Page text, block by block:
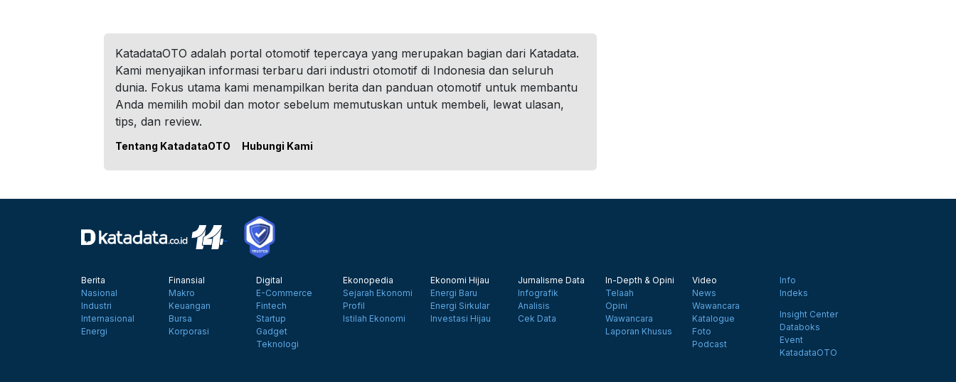
KatadataOTO adalah portal otomotif tepercaya yang merupakan bagian dari Katadata.
Kami menyajikan informasi terbaru dari industri otomotif di Indonesia dan seluruh
dunia. Fokus utama kami menampilkan berita dan panduan otomotif untuk membantu
Anda memilih mobil dan motor sebelum memutuskan untuk membeli, lewat ulasan,
tips, dan review.
Tentang KatadataOTO Hubungi Kami
Berita
Nasional
Industri
Internasional
Energi
Finansial
Makro
Keuangan
Bursa
Korporasi
Digital
E-Commerce
Fintech
Startup
Gadget
Teknologi
Ekonopedia
Sejarah Ekonomi
Profil
Istilah Ekonomi
Ekonomi Hijau
Energi Baru
Energi Sirkular
Investasi Hijau
Jurnalisme Data
Infografik
Analisis
Cek Data
In-Depth & Opini
Telaah
Opini
Wawancara
Laporan Khusus
Video
News
Wawancara
Katalogue
Foto
Podcast
Info
Indeks
Insight Center
Databoks
Event
KatadataOTO